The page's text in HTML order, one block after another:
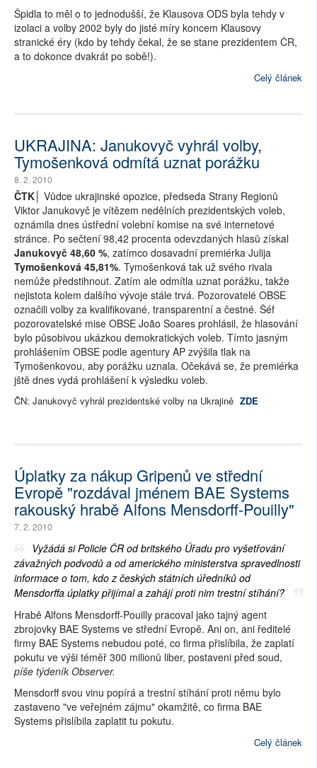
Špidla to měl o to jednodušší, že Klausova ODS byla tehdy v
izolaci a volby 2002 byly do jisté míry koncem Klausovy
stranické éry (kdo by tehdy čekal, že se stane prezidentem ČR,
a to dokonce dvakrát po sobě!).
Celý článek
UKRAJINA: Janukovyč vyhrál volby,
Tymošenková odmítá uznat porážku
8. 2. 2010
ČTK│
Vůdce ukrajinské opozice, předseda Strany Regionů
Viktor Janukovyč je vítězem nedělních prezidentských voleb,
oznámila dnes ústřední volební komise na své internetové
stránce. Po sečtení 98,42 procenta odevzdaných hlasů získal
Janukovyč 48,60 %, zatímco dosavadní premiérka Julija
Tymošenková 45,81%. Tymošenková tak už svého rivala
nemůže předstihnout. Zatím ale odmítla uznat porážku, takže
nejistota kolem dalšího vývoje stále trvá. Pozorovatelé OBSE
označili volby za kvalifikované, transparentní a čestné. Šéf
pozorovatelské mise OBSE João Soares prohlásil, že hlasování
bylo působivou ukázkou demokratických voleb. Tímto jasným
prohlášením OBSE podle agentury AP zvýšila tlak na
Tymošenkovou, aby porážku uznala. Očekává se, že premiérka
jště dnes vydá prohlášení k výsledku voleb.
ČN: Janukovyč vyhrál prezidentské volby na Ukrajině ZDE
Úplatky za nákup Gripenů ve střední
Evropě "rozdával jménem BAE Systems
rakouský hrabě Alfons Mensdorff-Pouilly"
7. 2. 2010
Vyžádá si Policie ČR od britského Úřadu pro vyšetřování
závažných podvodů a od amerického ministerstva spravedlnosti
informace o tom, kdo z českých státních úředníků od
Mensdorffa úplatky přijímal a zahájí proti nim trestní stíhání?
Hrabě Alfons Mensdorff-Pouilly pracoval jako tajný agent
zbrojovky BAE Systems ve střední Evropě. Ani on, ani ředitelé
firmy BAE Systems nebudou poté, co firma přislíbila, že zaplatí
pokutu ve výši téměř 300 milionů liber, postaveni před soud,
píše týdeník Observer.
Mensdorff svou vinu popírá a trestní stíhání proti němu bylo
zastaveno "ve veřejném zájmu" okamžitě, co firma BAE
Systems přislíbila zaplatit tu pokutu.
Celý článek